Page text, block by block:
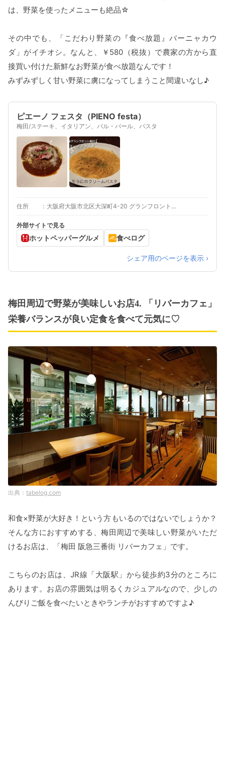
は、野菜を使ったメニューも絶品☆
その中でも、「こだわり野菜の『食べ放題』バーニャカウ
ダ」がイチオシ。なんと、￥580（税抜）で農家の方から直
接買い付けた新鮮なお野菜が食べ放題なんです！
みずみずしく甘い野菜に虜になってしまうこと間違いなし♪
ピエーノ フェスタ（PIENO festa）
梅田/ステーキ、イタリアン、バル・バール、パスタ
住所 大阪府大阪市北区大深町4-20 グランフロント大阪 南館 7F
外部サイトで見る
ホットペッパーグルメ 食べログ
シェア用のページを表示 ›
梅田周辺で野菜が美味しいお店4. 「リバーカフェ」
栄養バランスが良い定食を食べて元気に♡
tabelog.com
和食×野菜が大好き！という方もいるのではないでしょうか？
そんな方におすすめする、梅田周辺で美味しい野菜がいただ
けるお店は、「梅田 阪急三番街 リバーカフェ」です。
こちらのお店は、JR線「大阪駅」から徒歩約3分のところに
あります。お店の雰囲気は明るくカジュアルなので、少しの
んびりご飯を食べたいときやランチがおすすめですよ♪